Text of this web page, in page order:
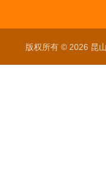
版权所有 © 2026 昆